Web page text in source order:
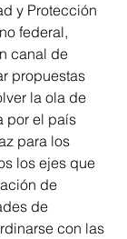
y Protección
federal,
canal de
propuestas
la ola de
por el país
para los
los ejes que
de
de
con las